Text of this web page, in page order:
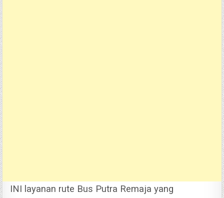
INI layanan rute Bus Putra Remaja yang